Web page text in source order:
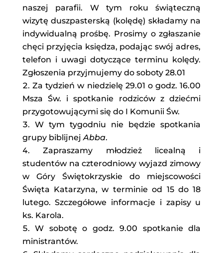
naszej parafii. W tym roku świąteczną
wizytę duszpasterską (kolędę) składamy na
indywidualną prośbę. Prosimy o zgłaszanie
chęci przyjęcia księdza, podając swój adres,
telefon i uwagi dotyczące terminu kolędy.
Zgłoszenia przyjmujemy do soboty 28.01
Za tydzień w niedzielę 29.01 o godz. 16.00
Msza Św. i spotkanie rodziców z dziećmi
przygotowującymi się do I Komunii Św.
W tym tygodniu nie będzie spotkania
grupy biblijnejAbba.
Zapraszamy młodzież licealną i
studentów na czterodniowy wyjazd zimowy
w Góry Świętokrzyskie do miejscowości
Święta Katarzyna, w terminie od 15 do 18
lutego. Szczegółowe informacje i zapisy u
ks. Karola.
W sobotę o godz. 9.00 spotkanie dla
ministrantów.